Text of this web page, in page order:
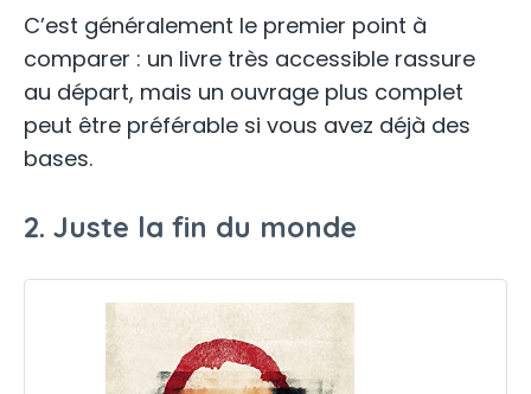
C’est généralement le premier point à
comparer : un livre très accessible rassure
au départ, mais un ouvrage plus complet
peut être préférable si vous avez déjà des
bases.
2. Juste la fin du monde